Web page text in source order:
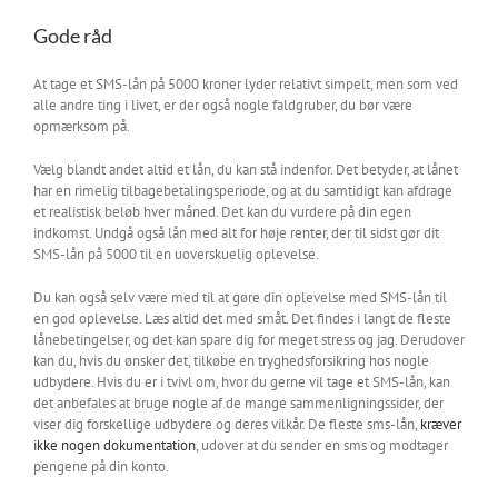
Gode råd
At tage et SMS-lån på 5000 kroner lyder relativt simpelt, men som ved
alle andre ting i livet, er der også nogle faldgruber, du bør være
opmærksom på.
Vælg blandt andet altid et lån, du kan stå indenfor. Det betyder, at lånet
har en rimelig tilbagebetalingsperiode, og at du samtidigt kan afdrage
et realistisk beløb hver måned. Det kan du vurdere på din egen
indkomst. Undgå også lån med alt for høje renter, der til sidst gør dit
SMS-lån på 5000 til en uoverskuelig oplevelse.
Du kan også selv være med til at gøre din oplevelse med SMS-lån til
en god oplevelse. Læs altid det med småt. Det findes i langt de fleste
lånebetingelser, og det kan spare dig for meget stress og jag. Derudover
kan du, hvis du ønsker det, tilkøbe en tryghedsforsikring hos nogle
udbydere. Hvis du er i tvivl om, hvor du gerne vil tage et SMS-lån, kan
det anbefales at bruge nogle af de mange sammenligningssider, der
viser dig forskellige udbydere og deres vilkår. De fleste sms-lån, kræver
ikke nogen dokumentation, udover at du sender en sms og modtager
pengene på din konto.